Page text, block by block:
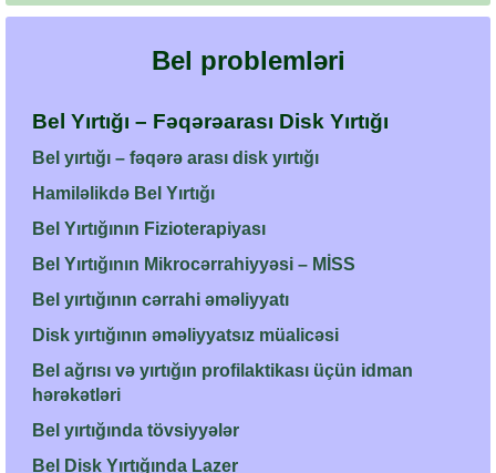
Bel problemləri
Bel Yırtığı – Fəqərəarası Disk Yırtığı
Bel yırtığı – fəqərə arası disk yırtığı
Hamiləlikdə Bel Yırtığı
Bel Yırtığının Fizioterapiyası
Bel Yırtığının Mikrocərrahiyyəsi – MİSS
Bel yırtığının cərrahi əməliyyatı
Disk yırtığının əməliyyatsız müalicəsi
Bel ağrısı və yırtığın profilaktikası üçün idman
hərəkətləri
Bel yırtığında tövsiyyələr
Bel Disk Yırtığında Lazer